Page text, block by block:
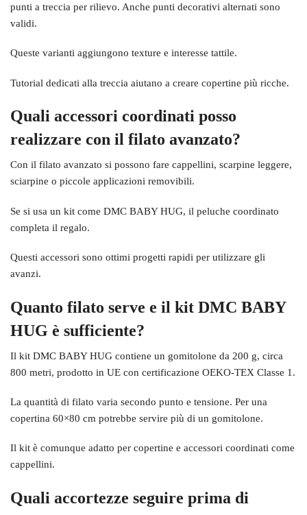
punti a treccia per rilievo. Anche punti decorativi alternati sono
validi.
Queste varianti aggiungono texture e interesse tattile.
Tutorial dedicati alla treccia aiutano a creare copertine più ricche.
Quali accessori coordinati posso
realizzare con il filato avanzato?
Con il filato avanzato si possono fare cappellini, scarpine leggere,
sciarpine o piccole applicazioni removibili.
Se si usa un kit come DMC BABY HUG, il peluche coordinato
completa il regalo.
Questi accessori sono ottimi progetti rapidi per utilizzare gli
avanzi.
Quanto filato serve e il kit DMC BABY
HUG è sufficiente?
Il kit DMC BABY HUG contiene un gomitolone da 200 g, circa
800 metri, prodotto in UE con certificazione OEKO-TEX Classe 1.
La quantità di filato varia secondo punto e tensione. Per una
copertina 60×80 cm potrebbe servire più di un gomitolone.
Il kit è comunque adatto per copertine e accessori coordinati come
cappellini.
Quali accortezze seguire prima di